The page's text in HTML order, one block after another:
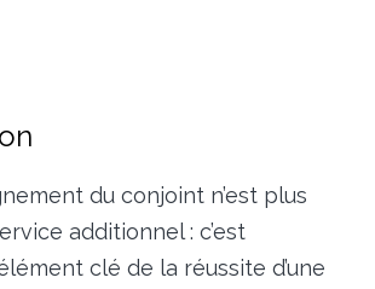
du conjoint n’est plus
additionnel : c’est
clé de la réussite d’une